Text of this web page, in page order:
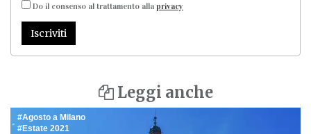
Do il consenso al trattamento alla privacy
Iscriviti
Leggi anche
Agosto a Milano
Estate 2021